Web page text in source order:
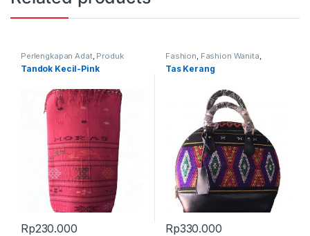
Perlengkapan Adat, Produk
Terbaru Tandok
Tandok Kecil-Pink
Rp230.000
Fashion Fashion Wanita
Produk Terbaru
Tas Kerang
Rp330.000